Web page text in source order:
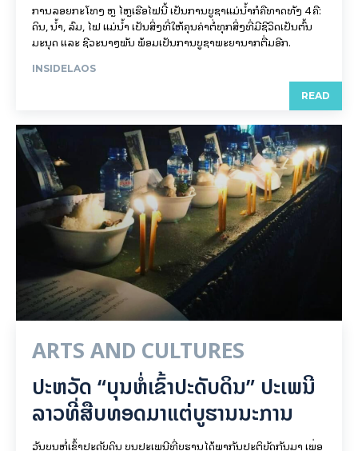
ການລອຍ​ກະ​ໂທງ ຫຼື ໄຫຼເຮືອໄຟນີ້ ເປັນການບູຊາແມ່ນໍ້າກໍຄືທາດທັງ 4 ຄື:
ດິນ, ນໍ້າ, ລົມ, ໄຟ ແມ່ນໍ້າ ເປັນສິ່ງທີ່ໃຫ້ຄຸນຄ່າຕໍ່ທຸກສິ່ງທີ່ມີຊີວິດເປັນຕົ້ນ
ມະນຸດ ແລະ ຊີວະນາໆພັນ ພ້ອມເປັນການບູຊາພະຍານາກຕື່ມອີກ.
INSIDELAOS
READ
ARTS AND CULTURES
ປະຫວັດ “ບຸນຫໍ່ເຂົ້າປະດັບດິນ” ປະເພນີ
ລາວທີ່ສືບທອດມາແຕ່ບູຮານນະການ
ວັນບຸນຫໍ່ເຂົ້າປະດັບດິນ ບຸນປະເພນີທີ່ບູຮານໄດ້ພາກັນປະຕິບັດກັນມາ ເພື່ອ